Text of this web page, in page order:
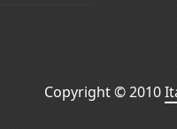
Copyright © 2010